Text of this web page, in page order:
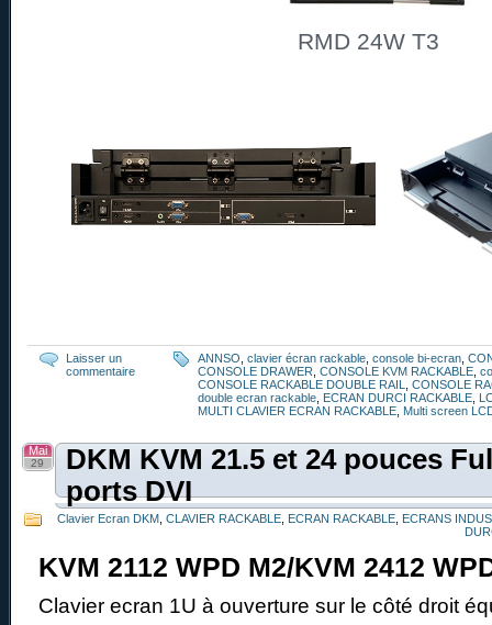
RMD 24W T3
Laisser un
commentaire
ANNSO clavier écran rackable console bi-ecran
CONSOLE DRAWER CONSOLE KVM RACKABLE
CONSOLE RACKABLE DOUBLE RAIL
CONSOLE
double ecran rackable ECRAN DURCI RACKABLE
MULTI CLAVIER ECRAN RACKABLE Multi screen
DKM KVM 21.5 et 24 pouces
ports DVI
Mai
29
Clavier Ecran DKM CLAVIER RACKABLE ECRAN RACKABLE ECRANS
KVM 2112 WPD M2/KVM 2412
Clavier ecran 1U à ouverture sur le côté droit